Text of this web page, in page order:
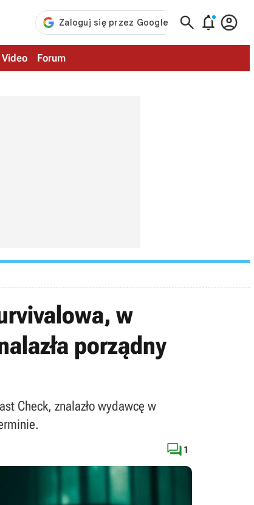
  
Video Forum
w
porządny
Check, znalazło wydawcę w
 1